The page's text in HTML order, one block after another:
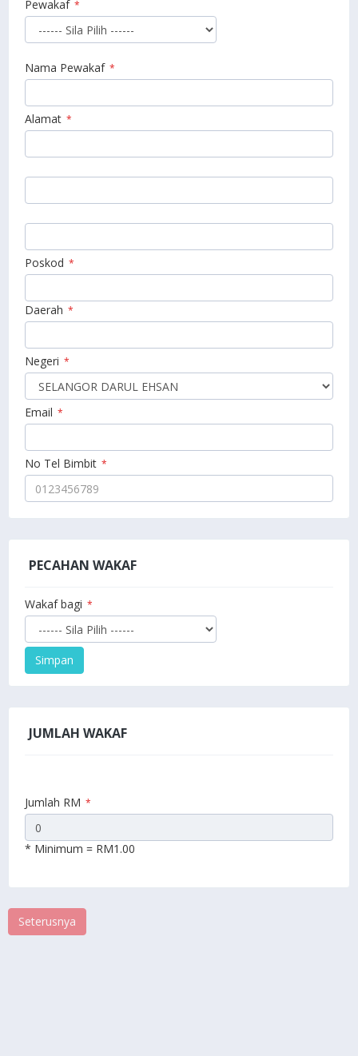
Pewakaf *
Nama Pewakaf *
Alamat *
Poskod *
Daerah *
Negeri *
Email *
No Tel Bimbit *
PECAHAN WAKAF
Wakaf bagi *
Simpan
JUMLAH WAKAF
Jumlah RM *
* Minimum = RM1.00
Seterusnya